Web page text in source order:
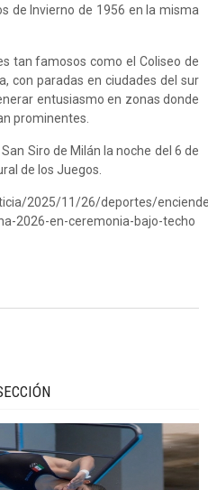
de Invierno de 1956 en la misma
tan famosos como el Coliseo de
con paradas en ciudades del sur
entusiasmo en zonas donde
prominentes.
Siro de Milán la noche del 6 de
de los Juegos.
2025/11/26/deportes/
2026-en-ceremonia-bajo-techo